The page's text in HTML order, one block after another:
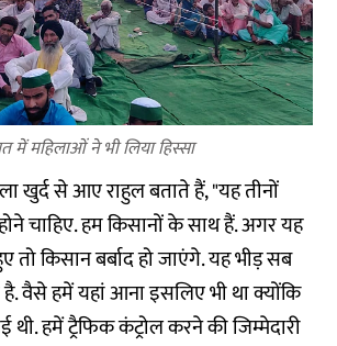
में महिलाओं ने भी लिया हिस्सा
खुर्द से आए राहुल बताते हैं, "यह तीनों
चाहिए. हम किसानों के साथ हैं. अगर यह
तो किसान बर्बाद हो जाएंगे. यह भीड़ सब
वैसे हमें यहां आना इसलिए भी था क्योंकि
थी. हमें ट्रैफिक कंट्रोल करने की जिम्मेदारी